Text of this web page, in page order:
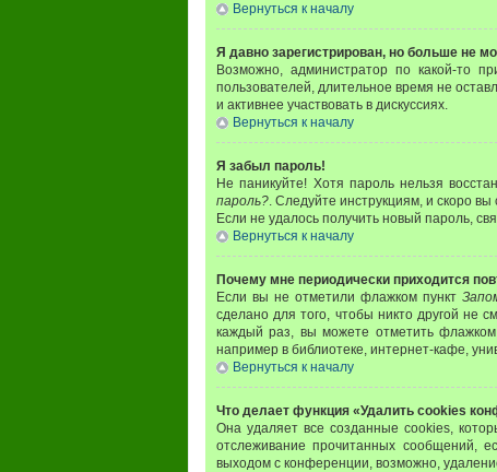
Вернуться к началу
Я давно зарегистрирован, но больше не
Возможно, администратор по какой-то
пользователей, длительное время не
и активнее участвовать в дискуссиях.
Вернуться к началу
Я забыл пароль!
Не паникуйте! Хотя пароль нельзя
пароль?. Следуйте инструкциям, и скоро
Если не удалось получить новый пароль,
Вернуться к началу
Почему мне периодически приходится
Если вы не отметили флажком пункт
сделано для того, чтобы никто другой не
каждый раз, вы можете отметить флажком
например в библиотеке, интернет-кафе,
Вернуться к началу
Что делает функция «Удалить cookies
Она удаляет все созданные cookies,
отслеживание прочитанных сообщений,
выходом с конференции, возможно,